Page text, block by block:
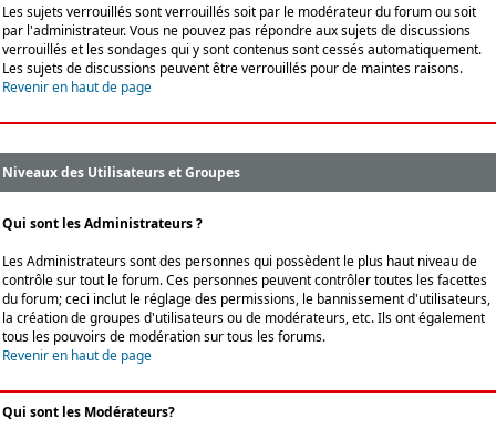
Les sujets verrouillés sont verrouillés soit par le modérateur du forum ou soit
par l'administrateur. Vous ne pouvez pas répondre aux sujets de discussions
verrouillés et les sondages qui y sont contenus sont cessés automatiquement.
Les sujets de discussions peuvent être verrouillés pour de maintes raisons.
Revenir en haut de page
Niveaux des Utilisateurs et Groupes
Qui sont les Administrateurs ?
Les Administrateurs sont des personnes qui possèdent le plus haut niveau de
contrôle sur tout le forum. Ces personnes peuvent contrôler toutes les facettes
du forum; ceci inclut le réglage des permissions, le bannissement d'utilisateurs,
la création de groupes d'utilisateurs ou de modérateurs, etc. Ils ont également
tous les pouvoirs de modération sur tous les forums.
Revenir en haut de page
Qui sont les Modérateurs?